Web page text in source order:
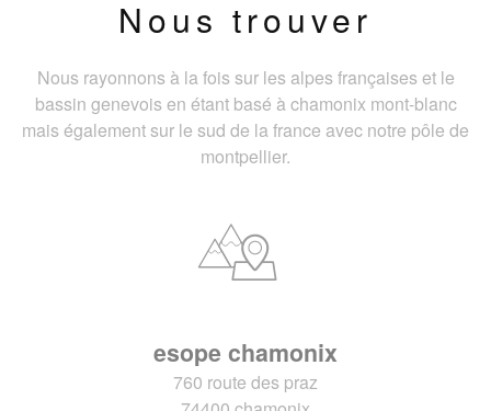
Nous trouver
Nous rayonnons à la fois sur les alpes françaises et le
bassin genevois en étant basé à chamonix mont-blanc
mais également sur le sud de la france avec notre pôle de
montpellier.
esope chamonix
760 route des praz